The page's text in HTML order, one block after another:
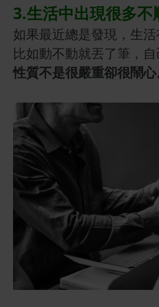
3.生活中出現很多不
如果最近總是發現，生活
比如動不動就丟了筆，
性質不是很嚴重卻很鬧心